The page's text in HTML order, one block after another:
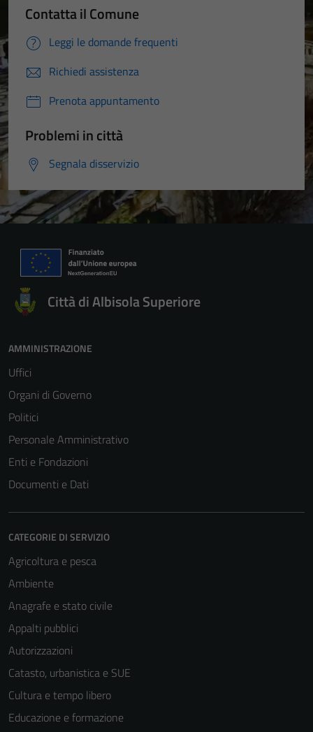
Contatta il Comune
Leggi le domande frequenti
Richiedi assistenza
Prenota appuntamento
Problemi in città
Segnala disservizio
Città di Albisola Superiore
AMMINISTRAZIONE
Uffici
Organi di Governo
Politici
Personale Amministrativo
Enti e Fondazioni
Documenti e Dati
CATEGORIE DI SERVIZIO
Agricoltura e pesca
Ambiente
Anagrafe e stato civile
Appalti pubblici
Autorizzazioni
Catasto, urbanistica e SUE
Cultura e tempo libero
Educazione e formazione